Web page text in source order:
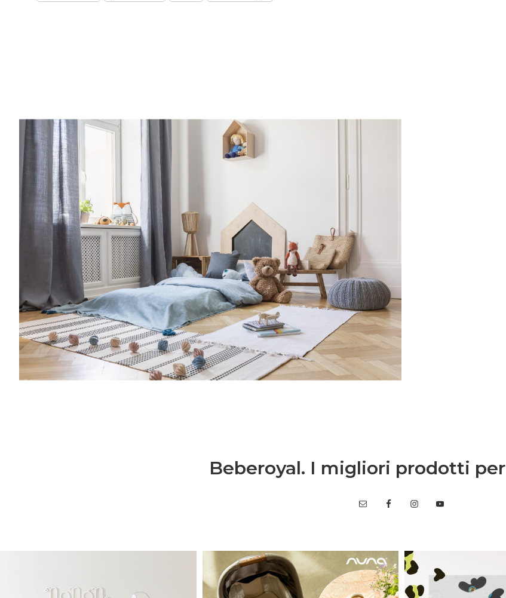
Entra anche tu nel mondo delle Royal Families: la nostra
community è grandissima e speciale.Una volta al mese riceverai
consigli per rendere più semplice l’organizzazione della tua
famiglia, grazie a spunti su genitorialità, crescita, cucina,
creatività, vita lavorativa. Entra anche tu nel mondo delle Royal
Families: la nostra community è grandissima e speciale.Una volta
al mese riceverai consigli per rendere più semplice
l’organizzazione della tua famiglia, grazie a spunti su genitorialità,
crescita, cucina, creatività, vita lavorativa.Entra anche tu nel
mondo delle Royal Families: la nostra community è grandissima
e speciale.Una volta al mese riceverai consigli per rendere più
semplice l’organizzazione della tua famiglia, grazie a spunti su
genitorialità, crescita, cucina, creatività, vita lavorativa.
Beberoyal. I migliori prodotti per